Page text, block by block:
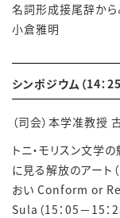
名詞形成接尾辞か
小倉雅明
シンポジウム（14：
（司会）本学准教授
トニ・モリスン文学
に見る解放のアート
おい Conform or
Sula（15：05－15：